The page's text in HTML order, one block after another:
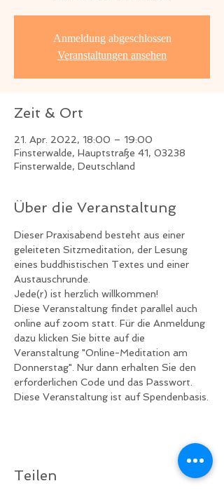
Anmeldung abgeschlossen
Veranstaltungen ansehen
Zeit & Ort
21. Apr. 2022, 18:00 – 19:00
Finsterwalde, Hauptstraße 41, 03238
Finsterwalde, Deutschland
Über die Veranstaltung
Dieser Praxisabend besteht aus einer
geleiteten Sitzmeditation, der Lesung
eines buddhistischen Textes und einer
Austauschrunde.
Jede(r) ist herzlich willkommen!
Diese Veranstaltung findet parallel auch
online auf zoom statt. Für die Anmeldung
dazu klicken Sie bitte auf die
Veranstaltung "Online-Meditation am
Donnerstag". Nur dann erhalten Sie den
erforderlichen Code und das Passwort.
Diese Veranstaltung ist auf Spendenbasis.
Teilen